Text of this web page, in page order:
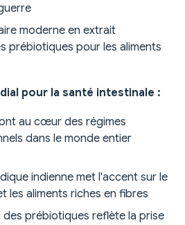
moderne en extrait
prébiotiques pour les aliments
pour la santé intestinale :
au cœur des régimes
dans le monde entier
indienne met l'accent sur le
les aliments riches en fibres
des prébiotiques reflète la prise